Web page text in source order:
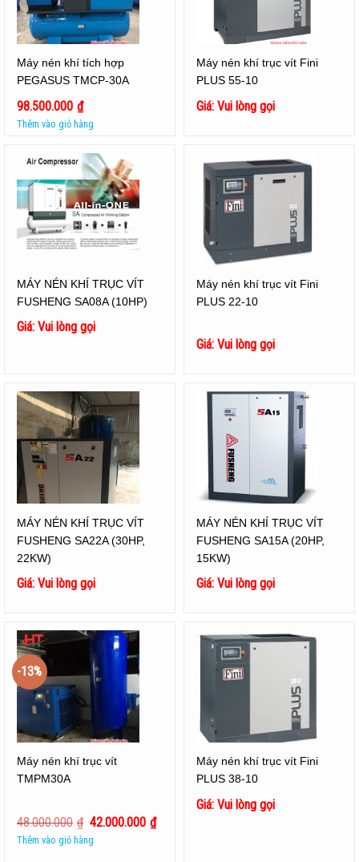
Máy nén khí tích hợp
PEGASUS TMCP-30A
98.500.000 ₫
Thêm vào giỏ hàng
Máy nén khí trục vít Fini
PLUS 55-10
Giá: Vui lòng gọi
MÁY NÉN KHÍ TRỤC VÍT
FUSHENG SA08A (10HP)
Giá: Vui lòng gọi
Máy nén khí trục vít Fini
PLUS 22-10
Giá: Vui lòng gọi
MÁY NÉN KHÍ TRỤC VÍT
FUSHENG SA22A (30HP,
22KW)
Giá: Vui lòng gọi
MÁY NÉN KHÍ TRỤC VÍT
FUSHENG SA15A (20HP,
15KW)
Giá: Vui lòng gọi
-13%
Máy nén khí trục vít
TMPM30A
48.000.000 ₫ 42.000.000 ₫
Thêm vào giỏ hàng
Máy nén khí trục vít Fini
PLUS 38-10
Giá: Vui lòng gọi